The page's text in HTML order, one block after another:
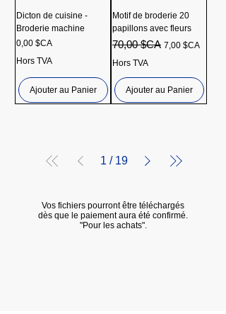
Dicton de cuisine -
Broderie machine
Prix
0,00 $CA
Hors TVA
Ajouter au Panier
Motif de broderie 20
papillons avec fleurs
Prix original
70,00 $CA Prix promotionnel
7,00 $CA
Hors TVA
Ajouter au Panier
1 / 19
Vos fichiers pourront être téléchargés
dès que le paiement aura été confirmé.
"Pour les achats".